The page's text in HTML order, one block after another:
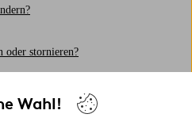
Wahl!
oder stornieren?
sowie deren